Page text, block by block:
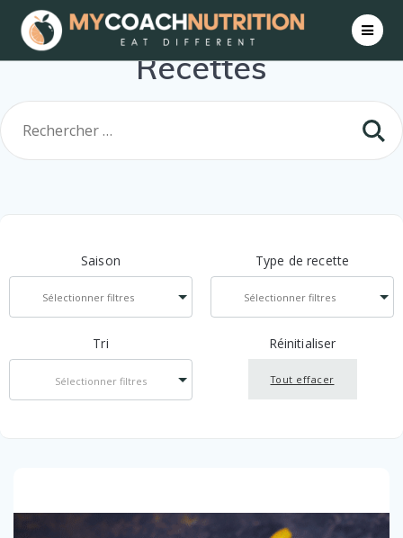
to
content
Recettes
Saison Type de recette
Tri
Sélectionner filtres
Réinitialiser
Tout effacer